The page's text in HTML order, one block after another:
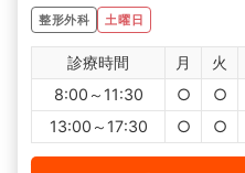
整形外科 土曜日
診療時間 月 火
8:00～11:30
○ ○
13:00～17:30
○ ○